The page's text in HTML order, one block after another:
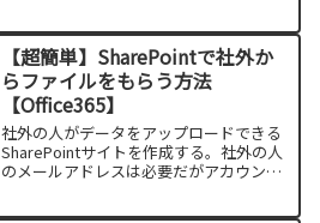
【超簡単】SharePointで社外か
らファイルをもらう方法
【Office365】
社外の人がデータをアップロードできる
SharePointサイトを作成する。社外の人
のメールアドレスは必要だがアカウント